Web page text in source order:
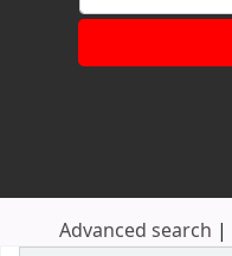
Advanced search